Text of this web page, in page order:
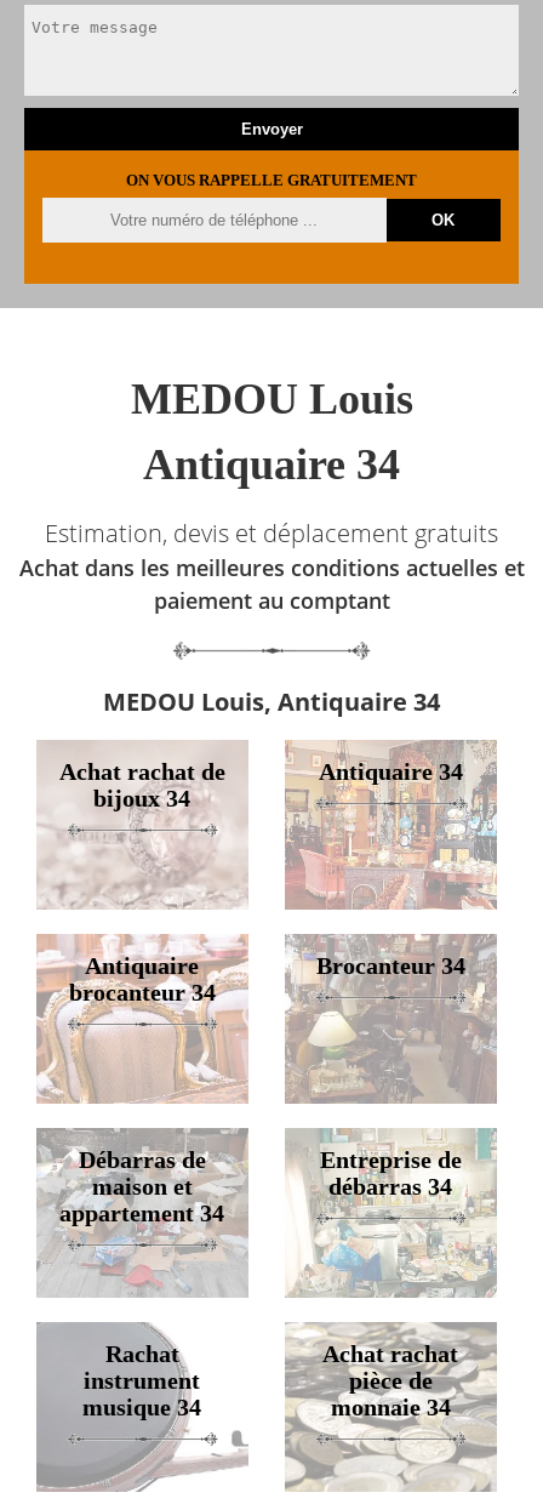
ON VOUS RAPPELLE GRATUITEMENT
MEDOU Louis
Antiquaire 34
Estimation, devis et déplacement gratuits
Achat dans les meilleures conditions actuelles et
paiement au comptant
MEDOU Louis, Antiquaire 34
Achat rachat de
bijoux 34
Antiquaire 34
Antiquaire
brocanteur 34
Brocanteur 34
Débarras de
maison et
appartement 34
Entreprise de
débarras 34
Rachat
instrument
musique 34
Achat rachat
pièce de
monnaie 34